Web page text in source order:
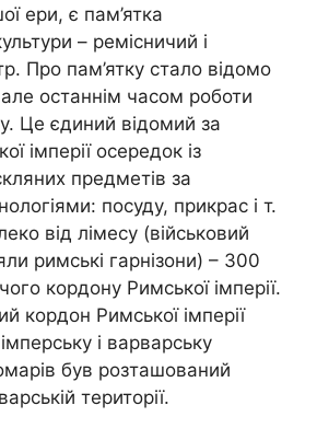
ери, є пам’ятка
– ремісничий і
Про пам’ятку стало відомо
останнім часом роботи
Це єдиний відомий за
імперії осередок із
предметів за
посуду, прикрас і т.
від лімесу (військовий
римські гарнізони) – 300
кордону Римської імперії.
кордон Римської імперії
і варварську
був розташований
території.